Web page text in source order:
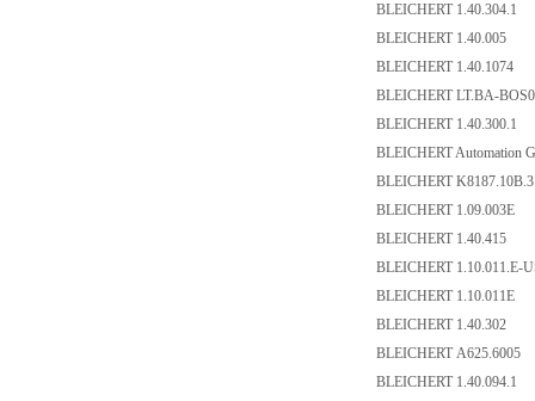
BLEICHERT 1.40.304.1
BLEICHERT 1.40.005
BLEICHERT 1.40.1074
BLEICHERT LT.BA-
BLEICHERT 1.40.300.1
BLEICHERT Automation
BLEICHERT
BLEICHERT 1.09.003E
BLEICHERT 1.40.415
BLEICHERT 1.10.011.E-
BLEICHERT 1.10.011E
BLEICHERT 1.40.302
BLEICHERT A625.6005
BLEICHERT 1.40.094.1